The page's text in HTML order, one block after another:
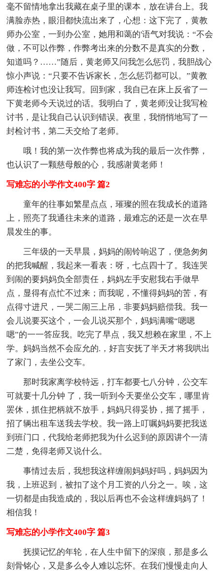
毫不留情地拿出我藏在桌子里的课本，放在讲台上。我
满脸赤热，眼泪都快流出来了，心想：这下完了，黄教
师办公室，一到办公室，她用和蔼的'语气对我说：“不会
做，不可以作弊，作弊考出来的分数不是真实的分数，
知道吗？……”随后，黄老师又问我怎么惩罚，我胆战心
惊小声说：“只要不告诉家长，怎么惩罚都可以。”黄教
师连检讨也没让我写。回到家，我自已在床上反省了一
下黄老师今天说过的话。我明白了，黄老师没让我写检
讨书，是让我自己认识到错误。夜里，我悄悄地写了一
封检讨书，第二天交给了老师。
哦！我的第一次作弊也将成为我的最后一次作弊，
也认识了一颗慈母般的心，我感谢黄老师！
写难忘的小学作文400字 篇2
童年的往事如繁星点点，璀璨的照在我成长的道路
上，照亮了我通往未来的道路，最难忘的还是一次在早
晨发生的事。
三年级的一天早晨，妈妈的闹铃响迟了，便急匆匆
的把我喊醒，我起来一看表：呀，七点四十了。我连哭
到闹的要妈妈负全部责任，妈妈左手安慰我右手做早
点，显得有点忙不过来；而我呢，不懂得妈妈的苦，有
点得寸进尺，一哭二闹三上吊，非要妈妈赔偿我。我一
会儿说要买这个，一会儿说买那个，妈妈满嘴“嗯嗯
嗯”的一一答应我。吃完了早点，我又想赖在家里，不上
学。妈妈当然不会应允的.，好言安抚了半天才将我哄出
了家门，去坐公交车。
那时我家离学校特远，打车都要七八分钟，公交车
可就要十几分钟 了，我一听到今天要坐公交车，哪里肯
罢休，抓住把柄就不放手，妈妈只得妥协，摇了摇手，
招了辆出租车送我去学校。我一路上叮嘱妈妈要把我送
到班门口，代我给老师把我为什么迟到的原因讲个一清
二楚，免得老师又说什么。
事情过去后，我想我这样缠闹妈妈好吗，妈妈因为
我，上班迟到，被扣了这个月工资的八分之一。唉，这
一切都是由我造成的，我以后再也不会这样缠妈妈了！
相信我！
写难忘的小学作文400字 篇3
抚摸记忆的年轮，在人生中留下的深痕，那是多么
刻骨铭心，又是多么令人难以忘怀。在我们慢慢走向人